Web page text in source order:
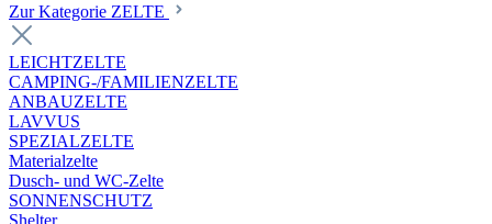
Zur Kategorie ZELTE
LEICHTZELTE
CAMPING-/FAMILIENZELTE
ANBAUZELTE
LAVVUS
SPEZIALZELTE
Materialzelte
Dusch- und WC-Zelte
SONNENSCHUTZ
Shelter